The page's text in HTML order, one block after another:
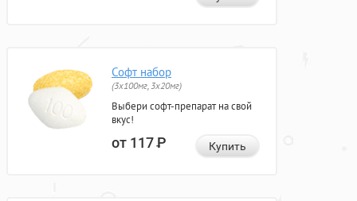
Софт набор
(3x100мг, 3x20мг)
Выбери софт-препарат на свой
вкус!
от 117Р Купить